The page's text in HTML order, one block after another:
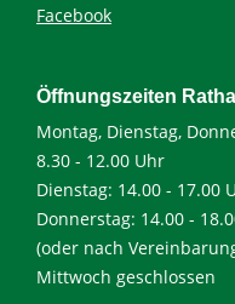
Facebook
Öffnungszeiten
Montag, Dienstag,
8.30 - 12.00 Uhr
Dienstag: 14.00 - 17.00
Donnerstag: 14.00 -
(oder nach
Mittwoch geschlossen